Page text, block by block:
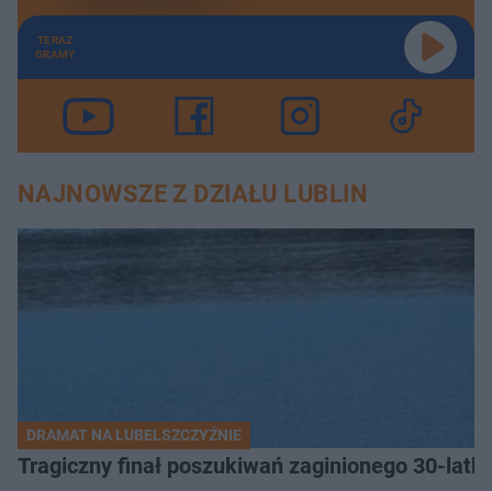
TERAZ
GRAMY
NAJNOWSZE Z DZIAŁU LUBLIN
DRAMAT NA LUBELSZCZYŹNIE
Tragiczny finał poszukiwań zaginionego 30-